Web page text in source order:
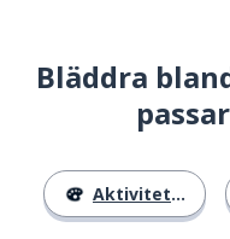
Bläddra
Aktiviteter